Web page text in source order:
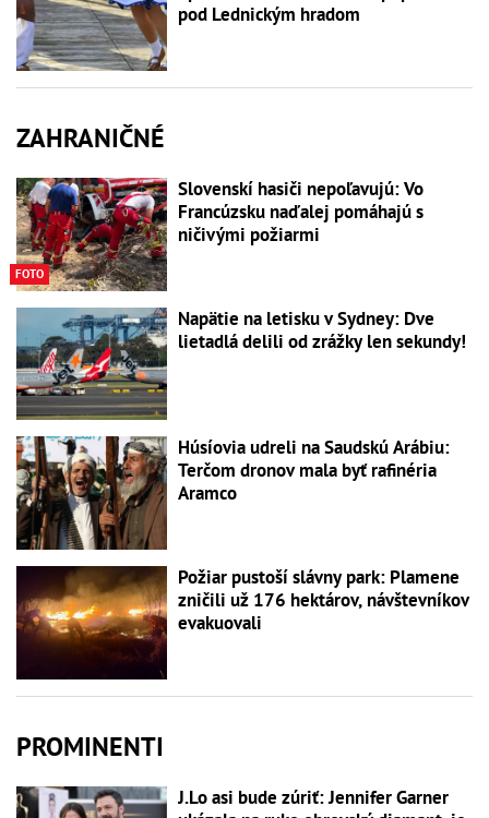
pod Lednickým hradom
ZAHRANIČNÉ
FOTO
Slovenskí hasiči nepoľavujú: Vo
Francúzsku naďalej pomáhajú s
ničivými požiarmi
Napätie na letisku v Sydney: Dve
lietadlá delili od zrážky len sekundy!
Húsíovia udreli na Saudskú Arábiu:
Terčom dronov mala byť rafinéria
Aramco
Požiar pustoší slávny park: Plamene
zničili už 176 hektárov, návštevníkov
evakuovali
PROMINENTI
J.Lo asi bude zúriť: Jennifer Garner